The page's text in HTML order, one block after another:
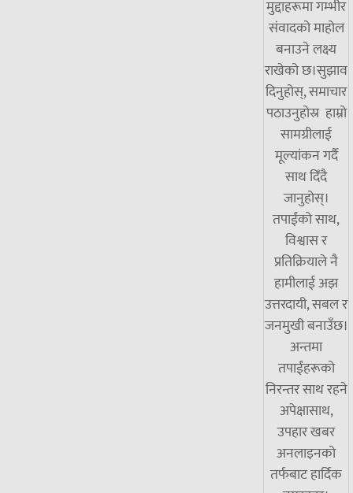
मुद्दाहरूमा गम्भीर
संवादको माहोल
बनाउने लक्ष्य
राखेको छ।सुझाव
दिनुहोस्, समाचार
पठाउनुहोस्र हाम्रो
सामग्रीलाई
मूल्यांकन गर्दै
साथ दिँदै
जानुहोस्।
तपाईंको साथ,
विश्वास र
प्रतिक्रियाले नै
हामीलाई अझ
उत्तरदायी, सबल र
जनमुखी बनाउँछ।
अन्तमा
तपाईंहरूको
निरन्तर साथ रहने
अपेक्षासाथ,
उपहार खबर
अनलाइनको
तर्फबाट हार्दिक